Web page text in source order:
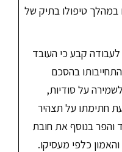
במהלך טיפולו בתיק של
לעבודה קבע כי העובד
בהסכם
על סודיות,
חתימתו על תצהיר
והפר בנוסף את חובת
כלפי מעסיקו.